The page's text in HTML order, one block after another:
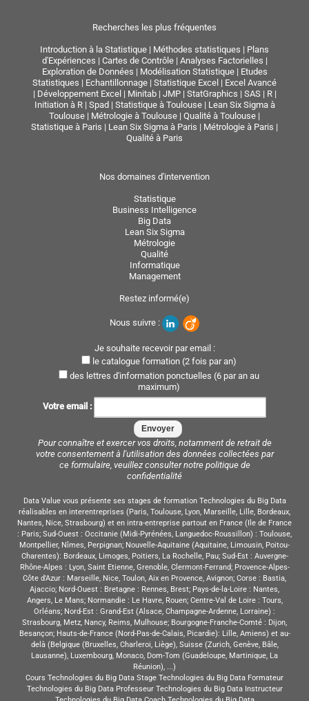
Recherches les plus fréquentes
Introduction à la Statistique | Méthodes statistiques | Plans
d'Expériences | Cartes de Contrôle| Analyses Factorielles |
Exploration de Données | Modélisation Statistique| Etudes
Statistiques | Echantillonnage | Statistique Excel | Excel Avancé
| Développement Excel | Minitab| JMP| StatGraphics | SAS| R|
Initiation à R| Spad | Statistique à Toulouse| Lean Six Sigma à
Toulouse | Métrologie à Toulouse | Qualité à Toulouse |
Statistique à Paris | Lean Six Sigma à Paris | Métrologie à Paris |
Qualité à Paris
Nos domaines d'intervention
Statistique
Business Intelligence
Big Data
Lean Six Sigma
Métrologie
Qualité
Informatique
Management
Restez informé(e)
Nous suivre :
Je souhaite recevoir par email :
le catalogue formation (2 fois par an)
des lettres d'information ponctuelles (6 par an au
maximum)
Votre email :
Pour connaître et exercer vos droits, notamment de retrait de
votre consentement à l'utilisation des données collectées par
ce formulaire, veuillez consulter notre politique de
confidentialité
Data Value vous présente ses stages de formation Technologies du Big Data
réalisables en interentreprises (Paris, Toulouse, Lyon, Marseille, Lille, Bordeaux,
Nantes, Nice, Strasbourg) et en intra-entreprise partout en France (Ile de France
: Paris; Sud-Ouest : Occitanie (Midi-Pyrénées, Languedoc-Roussillon) : Toulouse,
Montpellier, Nîmes, Perpignan; Nouvelle-Aquitaine (Aquitaine, Limousin, Poitou-
Charentes): Bordeaux, Limoges, Poitiers, La Rochelle, Pau; Sud-Est : Auvergne-
Rhône-Alpes : Lyon, Saint Etienne, Grenoble, Clermont-Ferrand; Provence-Alpes-
Côte d'Azur : Marseille, Nice, Toulon, Aix en Provence, Avignon; Corse : Bastia,
Ajaccio; Nord-Ouest : Bretagne : Rennes, Brest; Pays-de-la-Loire : Nantes,
Angers, Le Mans; Normandie : Le Havre, Rouen; Centre-Val de Loire : Tours,
Orléans; Nord-Est : Grand-Est (Alsace, Champagne-Ardenne, Lorraine) :
Strasbourg, Metz, Nancy, Reims, Mulhouse; Bourgogne-Franche-Comté : Dijon,
Besançon; Hauts-de-France (Nord-Pas-de-Calais, Picardie): Lille, Amiens) et au-
delà (Belgique (Bruxelles, Charleroi, Liège), Suisse (Zurich, Genève, Bâle,
Lausanne), Luxembourg, Monaco, Dom-Tom (Guadeloupe, Martinique, La
Réunion), ...)
Cours Technologies du Big Data Stage Technologies du Big Data Formateur
Technologies du Big Data Professeur Technologies du Big Data Instructeur